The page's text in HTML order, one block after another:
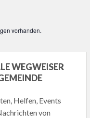
vorhanden.
WEGWEISER
Helfen, Events
von